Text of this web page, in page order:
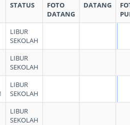
STATUS
FOTO
DATANG
DATANG
LIBUR
SEKOLAH
LIBUR
SEKOLAH
LIBUR
SEKOLAH
LIBUR
SEKOLAH